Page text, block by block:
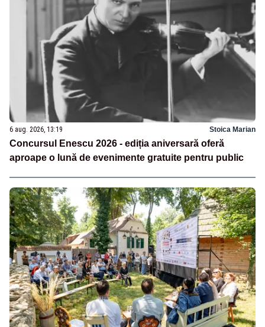
6 aug. 2026, 13:19 Stoica Marian
Concursul Enescu 2026 - ediția aniversară oferă
aproape o lună de evenimente gratuite pentru public